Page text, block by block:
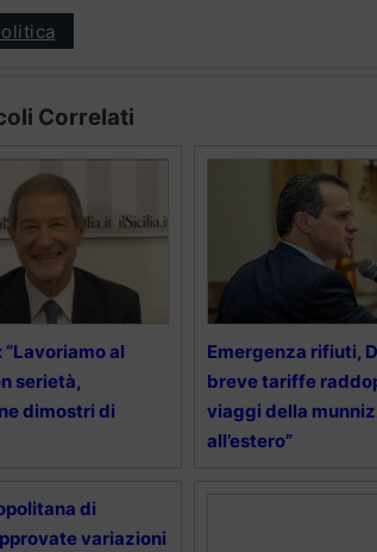
Correlati
al
serietà,
dimostri di
Emergenza rifiuti,
breve tariffe
viaggi della
all’estero”
di
variazioni